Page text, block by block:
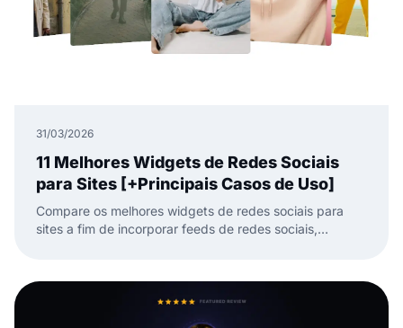
31/03/2026
11 Melhores Widgets de Redes Sociais
para Sites [+Principais Casos de Uso]
Compare os melhores widgets de redes sociais para
sites a fim de incorporar feeds de redes sociais,